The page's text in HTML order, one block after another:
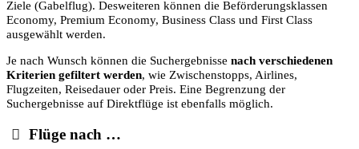
Ziele (Gabelflug). Desweiteren können die Beförderungsklassen
Economy, Premium Economy, Business Class und First Class
ausgewählt werden.
Je nach Wunsch können die Suchergebnisse nach verschiedenen
Kriterien gefiltert werden, wie Zwischenstopps, Airlines,
Flugzeiten, Reisedauer oder Preis. Eine Begrenzung der
Suchergebnisse auf Direktflüge ist ebenfalls möglich.
Flüge nach …